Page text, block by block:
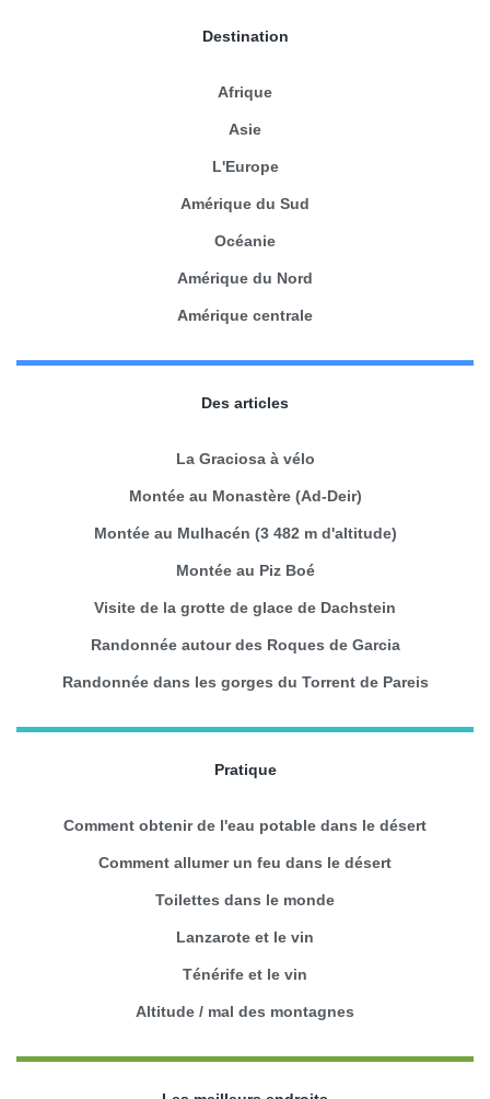
Destination
Afrique
Asie
L'Europe
Amérique du Sud
Océanie
Amérique du Nord
Amérique centrale
Des articles
La Graciosa à vélo
Montée au Monastère (Ad-Deir)
Montée au Mulhacén (3 482 m d'altitude)
Montée au Piz Boé
Visite de la grotte de glace de Dachstein
Randonnée autour des Roques de Garcia
Randonnée dans les gorges du Torrent de Pareis
Pratique
Comment obtenir de l'eau potable dans le désert
Comment allumer un feu dans le désert
Toilettes dans le monde
Lanzarote et le vin
Ténérife et le vin
Altitude / mal des montagnes